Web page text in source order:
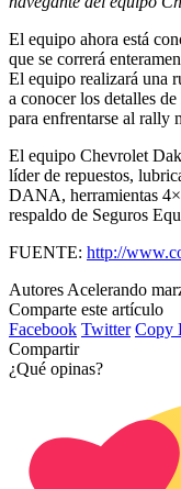
El equipo ahora está
que se correrá
El equipo realizará una
a conocer los detalles
para enfrentarse al rally
El equipo Chevrolet
líder de repuestos,
DANA, herramientas
respaldo de Seguros
FUENTE: http://
Autores Acelerando
Comparte este artículo
Facebook Twitter Copy
Compartir
¿Qué opinas?